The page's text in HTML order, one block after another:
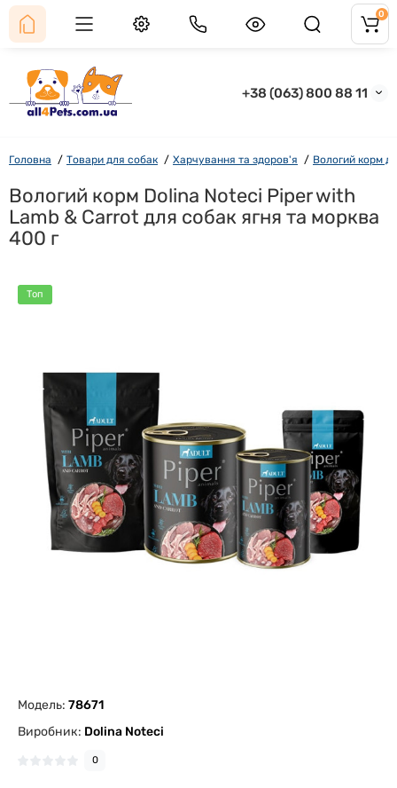
+38 (063) 800 88 11
0
Головна Товари для собак Харчування та здоров'я Вологий корм
Вологий корм Dolina Noteci Piper with
Lamb & Carrot для собак ягня та морква
400 г
Топ
Модель: 78671
Виробник: Dolina Noteci
0